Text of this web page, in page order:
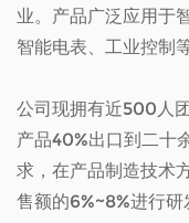
业。产品广泛应用于
智能电表、工业控制
公司现拥有近500人
产品40%出口到二十
求，在产品制造技术
售额的6%~8%进行研